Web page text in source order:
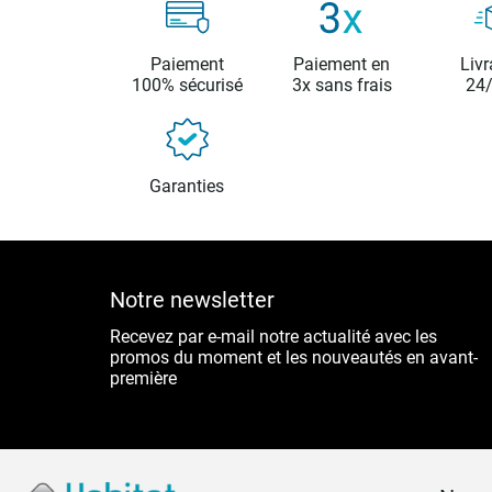
Paiement
100% sécurisé
Paiement en
3x sans frais
Garanties
Notre newsletter
Recevez par e-mail notre actualité avec les
promos du moment et les nouveautés en avant-
première